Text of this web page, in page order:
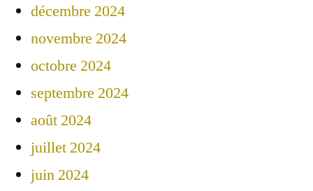
décembre 2024
novembre 2024
octobre 2024
septembre 2024
août 2024
juillet 2024
juin 2024